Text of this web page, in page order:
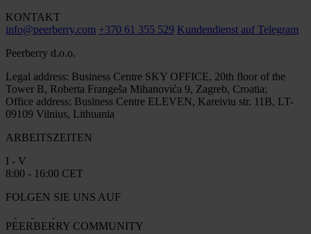
KONTAKT
info@peerberry.com +370 61 355 529 Kundendienst auf Telegram
Peerberry d.o.o.
Legal address: Business Centre SKY OFFICE, 20th floor of the
Tower B, Roberta Frangeša Mihanovića 9, Zagreb, Croatia;
Office address: Business Centre ELEVEN, Kareiviu str. 11B, LT-
09109 Vilnius, Lithuania
ARBEITSZEITEN
I - V
8:00 - 16:00 CET
FOLGEN SIE UNS AUF
PEERBERRY COMMUNITY